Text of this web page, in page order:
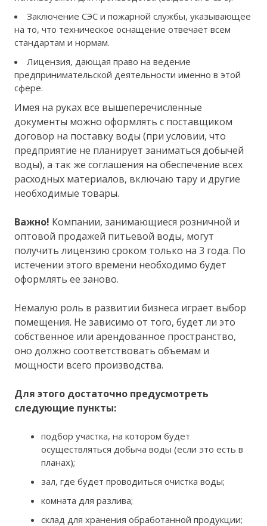
Заключение СЭС и пожарной службы, указывающее
на то, что техническое оснащение отвечает всем
стандартам и нормам.
Лицензия, дающая право на ведение
предпринимательской деятельности именно в этой
сфере.
Имея на руках все вышеперечисленные
документы можно оформлять с поставщиком
договор на поставку воды (при условии, что
предприятие не планирует заниматься добычей
воды), а так же соглашения на обеспечение всех
расходных материалов, включаю тару и другие
необходимые товары.
Важно! Компании, занимающиеся розничной и
оптовой продажей питьевой воды, могут
получить лицензию сроком только на 3 года. По
истечении этого времени необходимо будет
оформлять ее заново.
Немалую роль в развитии бизнеса играет выбор
помещения. Не зависимо от того, будет ли это
собственное или арендованное пространство,
оно должно соответствовать объемам и
мощности всего производства.
Для этого достаточно предусмотреть
следующие пункты:
подбор участка, на котором будет
осуществляться добыча воды (если это есть в
планах);
зал, где будет проводиться очистка воды;
комната для разлива;
склад для хранения обработанной продукции;